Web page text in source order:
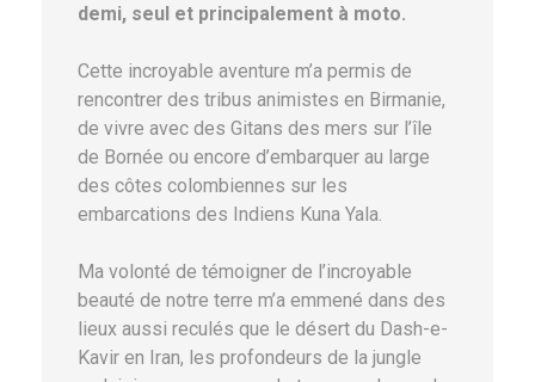
demi, seul et principalement à moto.
Cette incroyable aventure m’a permis de
rencontrer des tribus animistes en Birmanie,
de vivre avec des Gitans des mers sur l’île
de Bornée ou encore d’embarquer au large
des côtes colombiennes sur les
embarcations des Indiens Kuna Yala.
Ma volonté de témoigner de l’incroyable
beauté de notre terre m’a emmené dans des
lieux aussi reculés que le désert du Dash-e-
Kavir en Iran, les profondeurs de la jungle